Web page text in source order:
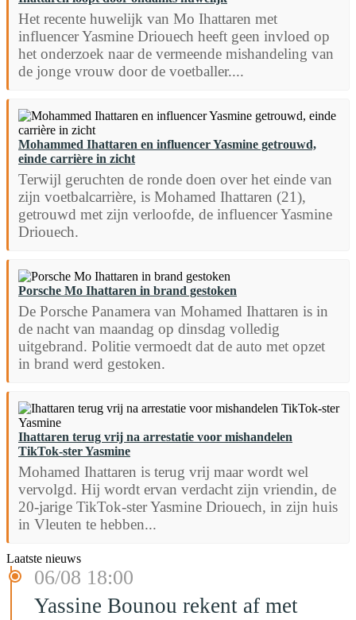
Het recente huwelijk van Mo Ihattaren met
influencer Yasmine Driouech heeft geen invloed op
het onderzoek naar de vermeende mishandeling van
de jonge vrouw door de voetballer....
Mohammed Ihattaren en influencer Yasmine getrouwd,
einde carrière in zicht
Terwijl geruchten de ronde doen over het einde van
zijn voetbalcarrière, is Mohamed Ihattaren (21),
getrouwd met zijn verloofde, de influencer Yasmine
Driouech.
Porsche Mo Ihattaren in brand gestoken
De Porsche Panamera van Mohamed Ihattaren is in
de nacht van maandag op dinsdag volledig
uitgebrand. Politie vermoedt dat de auto met opzet
in brand werd gestoken.
Ihattaren terug vrij na arrestatie voor mishandelen
TikTok-ster Yasmine
Mohamed Ihattaren is terug vrij maar wordt wel
vervolgd. Hij wordt ervan verdacht zijn vriendin, de
20-jarige TikTok-ster Yasmine Driouech, in zijn huis
in Vleuten te hebben...
Laatste nieuws
06/08 18:00
Yassine Bounou rekent af met